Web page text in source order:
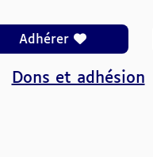
Adhérer
Dons et adhésion